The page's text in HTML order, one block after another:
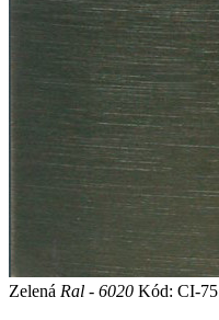
Zelená Ral - 6020 Kód: CI-75